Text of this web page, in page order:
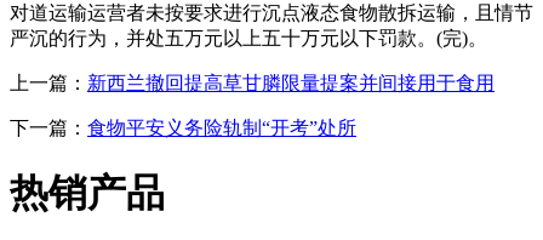
对道运输运营者未按要求进行沉点液态食物散拆运输，且情节
严沉的行为，并处五万元以上五十万元以下罚款。(完)。
上一篇： 新西兰撤回提高草甘膦限量提案并间接用于食用
下一篇： 食物平安义务险轨制“开考”处所
热销产品